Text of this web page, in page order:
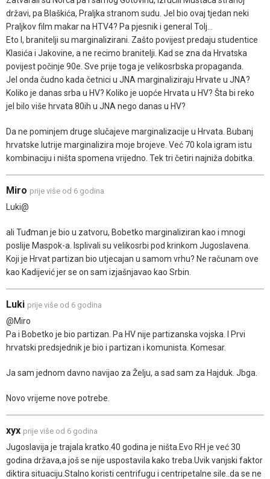
državi, pa Blaškića, Praljka stranom sudu. Jel bio ovaj tjedan neki
Praljkov film makar na HTV4? Pa pjesnik i general Tolj...
Eto l, branitelji su marginalizirani. Zašto povijest predaju studentice
Klasića i Jakovine, a ne recimo branitelji. Kad se zna da Hrvatska
povijest počinje 90e. Sve prije toga je velikosrbska propaganda.
Jel onda čudno kada četnici u JNA marginaliziraju Hrvate u JNA?
Koliko je danas srba u HV? Koliko je uopće Hrvata u HV? Šta bi reko
jel bilo više hrvata 80ih u JNA nego danas u HV?
Da ne pominjem druge slučajeve marginalizacije u Hrvata. Bubanj
hrvatske lutrije marginalizira moje brojeve. Već 70 kola igram istu
kombinaciju i ništa spomena vrijedno. Tek tri četiri najniža dobitka.
Miro prije više od 6 godina
Luki@
ali Tuđman je bio u zatvoru, Bobetko marginaliziran kao i mnogi
poslije Maspok-a. Isplivali su velikosrbi pod krinkom Jugoslavena.
Koji je Hrvat partizan bio utjecajan u samom vrhu? Ne računam ove
kao Kadijević jer se on sam izjašnjavao kao Srbin.
Luki prije više od 6 godina
@Miro
Pa i Bobetko je bio partizan. Pa HV nije partizanska vojska. I Prvi
hrvatski predsjednik je bio i partizan i komunista. Komesar.
Ja sam jednom davno navijao za Želju, a sad sam za Hajduk. Jbga.
Novo vrijeme nove potrebe.
xyx prije više od 6 godina
Jugoslavija je trajala kratko.40 godina je ništa.Evo RH je već 30
godina država,a još se nije uspostavila kako treba.Uvik vanjski faktor
diktira situaciju.Stalno koristi centrifugu i centripetalne sile..da se ne